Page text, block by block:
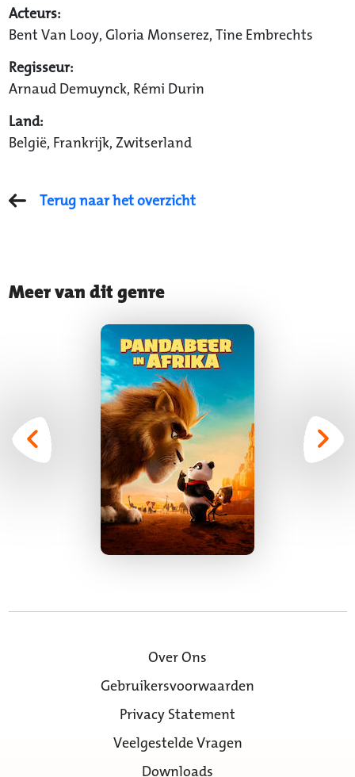
Acteurs:
Bent Van Looy, Gloria Monserez, Tine Embrechts
Regisseur:
Arnaud Demuynck, Rémi Durin
Land:
België, Frankrijk, Zwitserland
Terug naar het overzicht
Meer van dit genre
Over Ons
Gebruikersvoorwaarden
Privacy Statement
Veelgestelde Vragen
Downloads